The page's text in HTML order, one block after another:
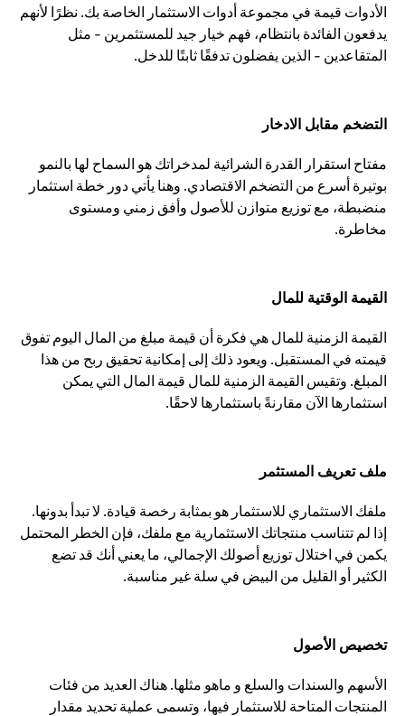
الأدوات قيمة في مجموعة أدوات الاستثمار الخاصة بك. نظرًا لأنهم
يدفعون الفائدة بانتظام، فهم خيار جيد للمستثمرين - مثل
المتقاعدين - الذين يفضلون تدفقًا ثابتًا للدخل.
التضخم مقابل الادخار
مفتاح استقرار القدرة الشرائية لمدخراتك هو السماح لها بالنمو
بوتيرة أسرع من التضخم الاقتصادي. وهنا يأتي دور خطة استثمار
منضبطة، مع توزيع متوازن للأصول وأفق زمني ومستوى
مخاطرة.
القيمة الوقتية للمال
القيمة الزمنية للمال هي فكرة أن قيمة مبلغ من المال اليوم تفوق
قيمته في المستقبل. ويعود ذلك إلى إمكانية تحقيق ربح من هذا
المبلغ. وتقيس القيمة الزمنية للمال قيمة المال التي يمكن
استثمارها الآن مقارنةً باستثمارها لاحقًا.
ملف تعريف المستثمر
ملفك الاستثماري للاستثمار هو بمثابة رخصة قيادة. لا تبدأ بدونها.
إذا لم تتناسب منتجاتك الاستثمارية مع ملفك، فإن الخطر المحتمل
يكمن في اختلال توزيع أصولك الإجمالي، ما يعني أنك قد تضع
الكثير أو القليل من البيض في سلة غير مناسبة.
تخصيص الأصول
الأسهم والسندات والسلع و ماهو مثلها. هناك العديد من فئات
المنتجات المتاحة للاستثمار فيها، وتسمى عملية تحديد مقدار